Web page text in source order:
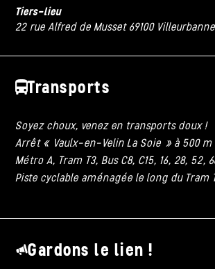
Tiers-lieu
22 rue Alfred de Musset 69100 Villeurbanne
Transports
Soyez choux, venez en transports doux !
Arrêt « Vaulx-en-Velin La Soie » à 500 m
Métro A, Tram T3, Bus C8, C15, 16, 28, 52,
Piste cyclable aménagée le long du Tram
Gardons le lien !